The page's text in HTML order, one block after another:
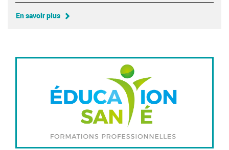
En savoir plus